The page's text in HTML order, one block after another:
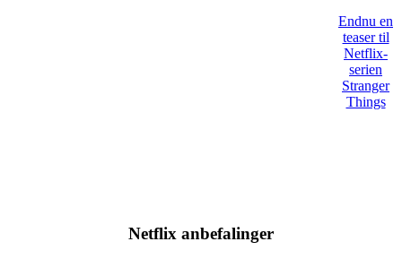
Endnu en
teaser til
Netflix-
serien
Stranger
Things
Netflix anbefalinger